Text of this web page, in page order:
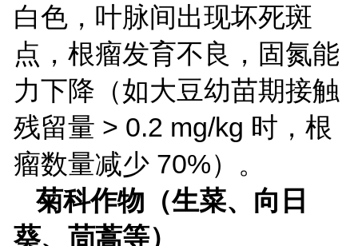
白色，叶脉间出现坏死斑
点，根瘤发育不良，固氮能
力下降（如大豆幼苗期接触
残留量 > 0.2 mg/kg 时，根
瘤数量减少 70%）。
菊科作物（生菜、向日
葵、茼蒿等）